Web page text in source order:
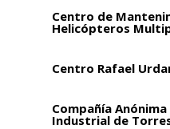
Centro de
Helicópteros
Centro Rafael
Compañía
Industrial de Torres